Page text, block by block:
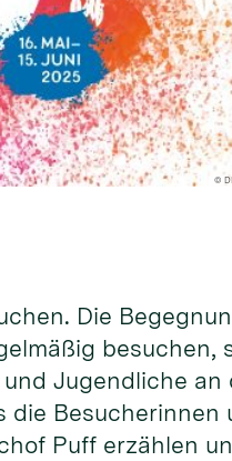
©
Die
besuchen,
Jugendliche
die
Puff erzählen